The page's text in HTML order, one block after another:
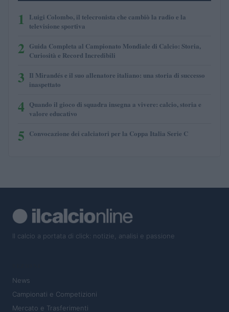
1
Luigi Colombo, il telecronista che cambiò la radio e la
televisione sportiva
2 Guida Completa al Campionato Mondiale di Calcio: Storia,
Curiosità e Record Incredibili
3 Il Mirandés e il suo allenatore italiano: una storia di successo
inaspettato
4 Quando il gioco di squadra insegna a vivere: calcio, storia e
valore educativo
5 Convocazione dei calciatori per la Coppa Italia Serie C
Il calcio a portata di click: notizie, analisi e passione
News
Campionati e Competizioni
Mercato e Trasferimenti